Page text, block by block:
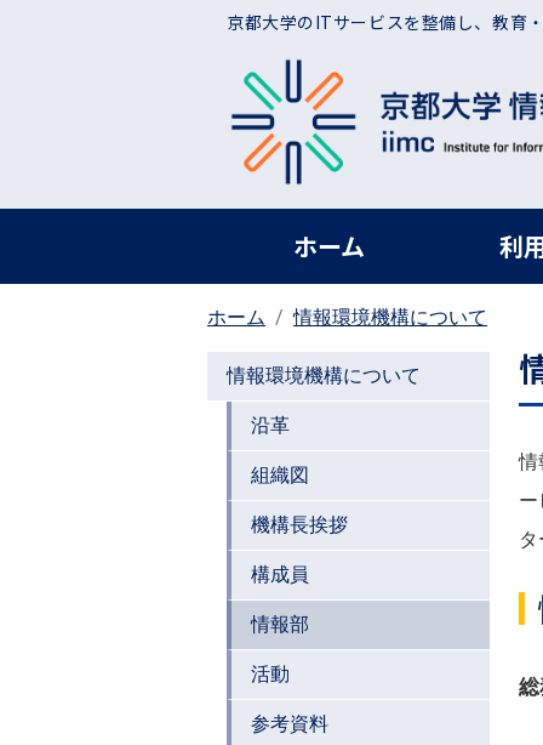
京都大学のITサービスを整備し、教育
ヘッダー グローバ
ホーム 利
ホーム 情報環境機構について
情報環境機構について
沿革
組織図
機構長挨拶
構成員
情報部
活動
参考資料
情